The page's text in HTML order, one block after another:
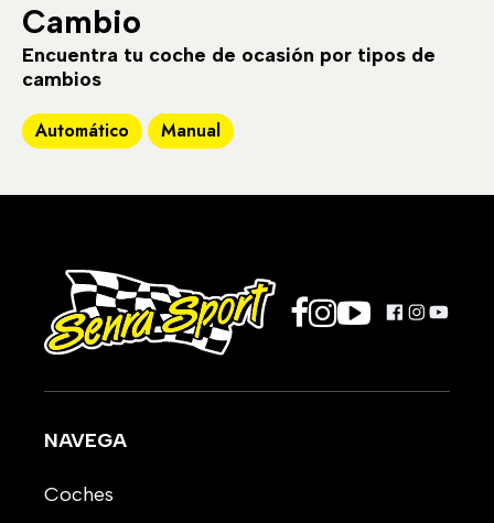
Cambio
Encuentra tu coche de ocasión por tipos de
cambios
Automático Manual
NAVEGA
Coches